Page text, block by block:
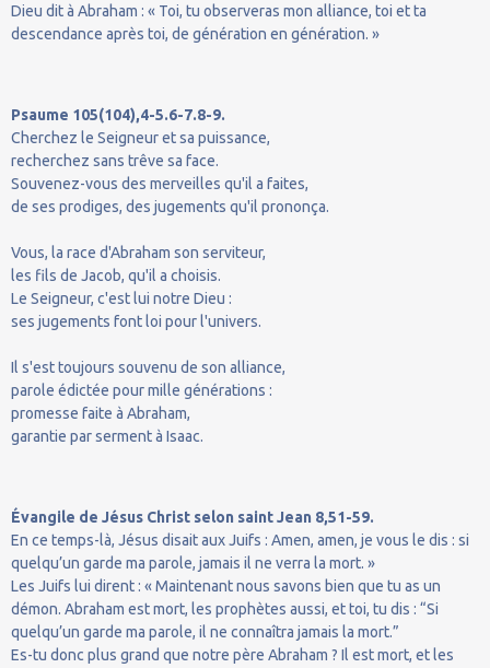
Dieu dit à Abraham : « Toi, tu observeras mon alliance, toi et ta
descendance après toi, de génération en génération. »
Psaume 105(104),4-5.6-7.8-9.
Cherchez le Seigneur et sa puissance,
recherchez sans trêve sa face.
Souvenez-vous des merveilles qu'il a faites,
de ses prodiges, des jugements qu'il prononça.
Vous, la race d'Abraham son serviteur,
les fils de Jacob, qu'il a choisis.
Le Seigneur, c'est lui notre Dieu :
ses jugements font loi pour l'univers.
Il s'est toujours souvenu de son alliance,
parole édictée pour mille générations :
promesse faite à Abraham,
garantie par serment à Isaac.
Évangile de Jésus Christ selon saint Jean 8,51-59.
En ce temps-là, Jésus disait aux Juifs : Amen, amen, je vous le dis : si
quelqu’un garde ma parole, jamais il ne verra la mort. »
Les Juifs lui dirent : « Maintenant nous savons bien que tu as un
démon. Abraham est mort, les prophètes aussi, et toi, tu dis : “Si
quelqu’un garde ma parole, il ne connaîtra jamais la mort.”
Es-tu donc plus grand que notre père Abraham ? Il est mort, et les